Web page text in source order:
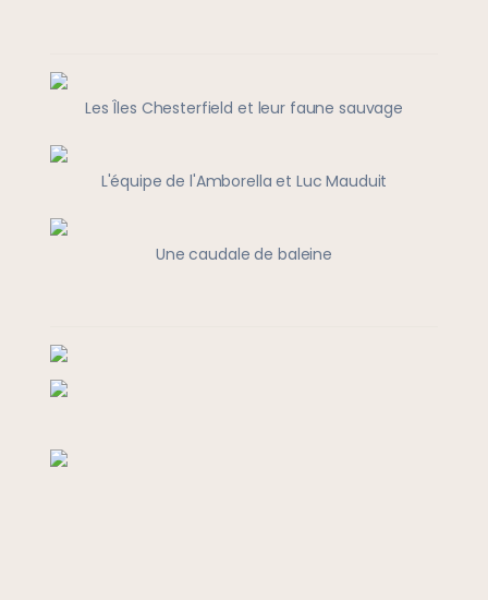
Les Îles Chesterfield et leur faune sauvage
L'équipe de l'Amborella et Luc Mauduit
Une caudale de baleine